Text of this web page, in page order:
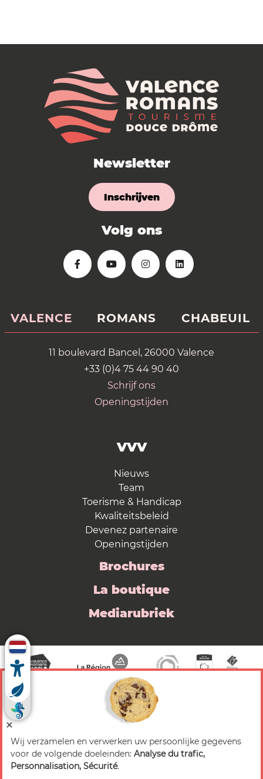
Newsletter
Inschrijven
Volg ons
VALENCE ROMANS CHABEUIL
11 boulevard Bancel, 26000 Valence
+33 (0)4 75 44 90 40
Schrijf ons
Openingstijden
VVV
Nieuws
Team
Toerisme & Handicap
Kwaliteitsbeleid
Devenez partenaire
Openingstijden
Brochures
La boutique
Mediarubriek
© 2026 Valence Romans Tourisme — Alle rechten
voorbehouden
Wij verzamelen en verwerken uw persoonlijke gegevens
voor de volgende doeleinden: Analyse du trafic,
Personnalisation, Sécurité.